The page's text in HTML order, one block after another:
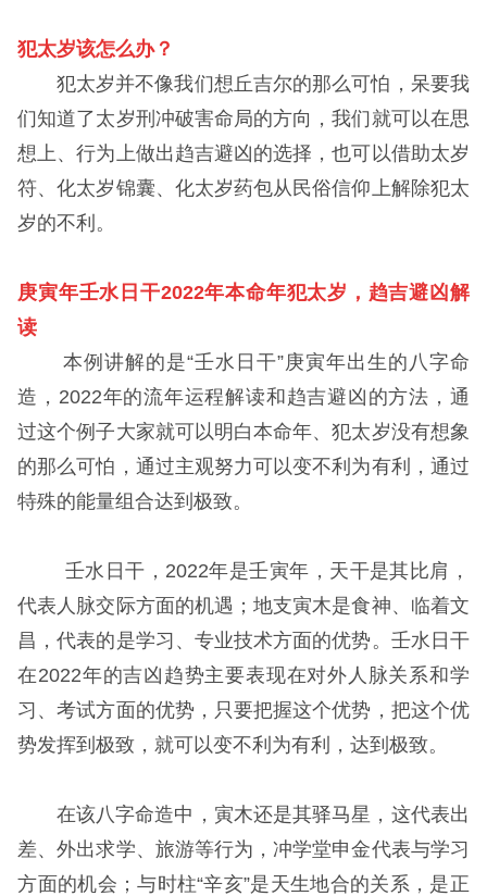
犯太岁该怎么办？
犯太岁并不像我们想丘吉尔的那么可怕，呆要我
们知道了太岁刑冲破害命局的方向，我们就可以在思
想上、行为上做出趋吉避凶的选择，也可以借助太岁
符、化太岁锦囊、化太岁药包从民俗信仰上解除犯太
岁的不利。
庚寅年壬水日干2022年本命年犯太岁，趋吉避凶解
读
本例讲解的是“壬水日干”庚寅年出生的八字命
造，2022年的流年运程解读和趋吉避凶的方法，通
过这个例子大家就可以明白本命年、犯太岁没有想象
的那么可怕，通过主观努力可以变不利为有利，通过
特殊的能量组合达到极致。
壬水日干，2022年是壬寅年，天干是其比肩，
代表人脉交际方面的机遇；地支寅木是食神、临着文
昌，代表的是学习、专业技术方面的优势。壬水日干
在2022年的吉凶趋势主要表现在对外人脉关系和学
习、考试方面的优势，只要把握这个优势，把这个优
势发挥到极致，就可以变不利为有利，达到极致。
在该八字命造中，寅木还是其驿马星，这代表出
差、外出求学、旅游等行为，冲学堂申金代表与学习
方面的机会；与时柱“辛亥”是天生地合的关系，是正